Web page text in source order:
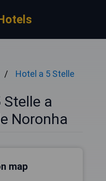
Hotel a 5 Stelle
Stelle a
Noronha
map